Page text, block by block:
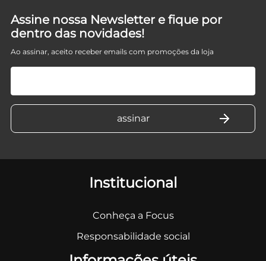
Assine nossa Newsletter e fique por
dentro das novidades!
Ao assinar, aceito receber emails com promoções da loja
Institucional
Conheça a Focus
Responsabilidade social